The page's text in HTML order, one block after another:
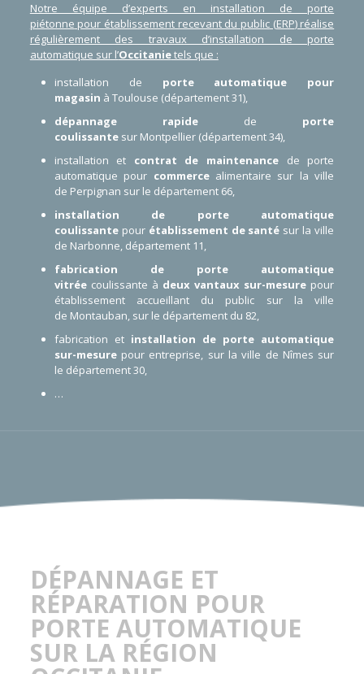
Notre équipe d’experts en installation de porte
piétonne pour établissement recevant du public(ERP) réalise
régulièrement des travaux d’installation de porte
automatique sur l’Occitanietels que :
installation de porte automatique pour
magasin à Toulouse (département 31),
dépannage rapidede porte
coulissantesur Montpellier (département 34),
installation et contrat de maintenance de porte
automatique pour commercealimentaire sur la ville
de Perpignan sur le département 66,
installation de porte automatique
coulissantepour établissement de santé sur la ville
de Narbonne, département 11,
fabrication de porte automatique
vitréecoulissante à deux vantaux sur-mesure pour
établissement accueillant du public sur la ville
de Montauban, sur le département du 82,
fabrication et installation de porte automatique
sur-mesurepour entreprise, sur la ville de Nîmes sur
le département 30,
…
DÉPANNAGE ET
RÉPARATION POUR
PORTE AUTOMATIQUE
SUR LA RÉGION